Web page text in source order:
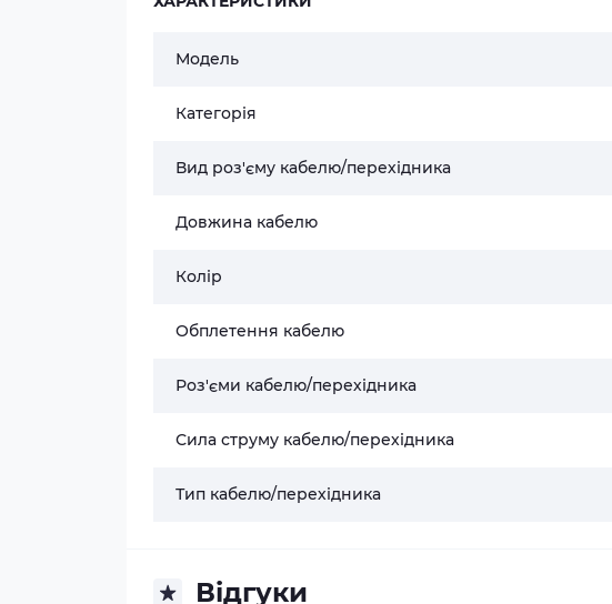
Модель
Категорія
Вид роз'єму кабелю/перехідника
Довжина кабелю
Колір
Обплетення кабелю
Роз'єми кабелю/перехідника
Сила струму кабелю/перехідника
Тип кабелю/перехідника
Відгуки